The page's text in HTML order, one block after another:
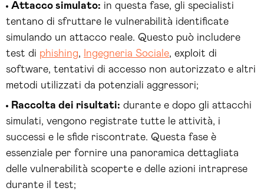
Attacco simulato: in questa fase, gli specialisti
tentano di sfruttare le vulnerabilità identificate
simulando un attacco reale. Questo può includere
test di phishing, Ingegneria Sociale, exploit di
software, tentativi di accesso non autorizzato e altri
metodi utilizzati da potenziali aggressori;
Raccolta dei risultati: durante e dopo gli attacchi
simulati, vengono registrate tutte le attività, i
successi e le sfide riscontrate. Questa fase è
essenziale per fornire una panoramica dettagliata
delle vulnerabilità scoperte e delle azioni intraprese
durante il test;